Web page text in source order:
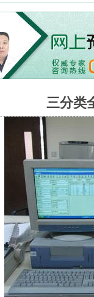
三分类
发布时间：2012-